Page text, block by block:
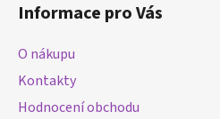
Informace pro Vás
O nákupu
Kontakty
Hodnocení obchodu